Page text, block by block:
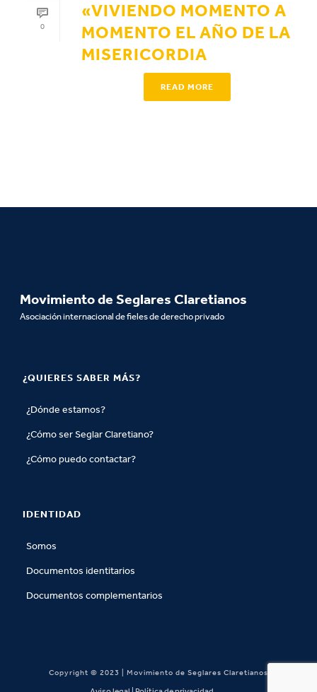
0
«VIVIENDO MOMENTO A
MOMENTO EL AÑO DE LA
MISERICORDIA
READ MORE
Movimiento de Seglares Claretianos
Asociación internacional de fieles de derecho privado
¿QUIERES SABER MÁS?
¿Dónde estamos?
¿Cómo ser Seglar Claretiano?
¿Cómo puedo contactar?
IDENTIDAD
Somos
Documentos identitarios
Documentos complementarios
Copyright © 2023 | Movimiento de Seglares Claretianos